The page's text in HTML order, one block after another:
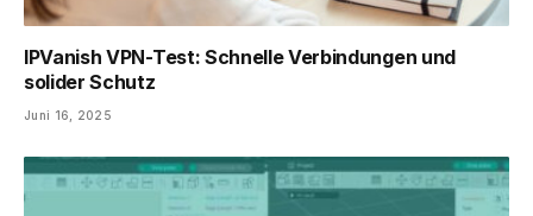
IPVanish VPN-Test: Schnelle Verbindungen und
solider Schutz
Juni 16, 2025